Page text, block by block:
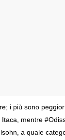
i più sono
mentre
a quale